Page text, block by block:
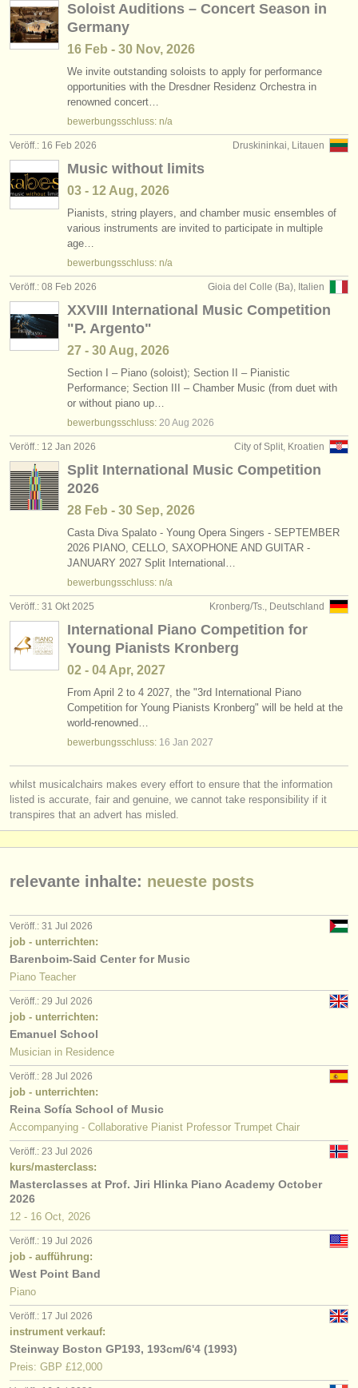
Soloist Auditions – Concert Season in
Germany
16 Feb - 30 Nov, 2026
We invite outstanding soloists to apply for performance
opportunities with the Dresdner Residenz Orchestra in
renowned concert…
bewerbungsschluss: n/a
Druskininkai, Litauen
Veröff.: 16 Feb 2026
Music without limits
03 - 12 Aug, 2026
Pianists, string players, and chamber music ensembles of
various instruments are invited to participate in multiple
age…
bewerbungsschluss: n/a
Gioia del Colle (Ba), Italien
Veröff.: 08 Feb 2026
XXVIII International Music Competition
"P. Argento"
27 - 30 Aug, 2026
Section I – Piano (soloist); Section II – Pianistic
Performance; Section III – Chamber Music (from duet with
or without piano up…
bewerbungsschluss: 20 Aug 2026
City of Split, Kroatien
Veröff.: 12 Jan 2026
Split International Music Competition
2026
28 Feb - 30 Sep, 2026
Casta Diva Spalato - Young Opera Singers - SEPTEMBER
2026 PIANO, CELLO, SAXOPHONE AND GUITAR -
JANUARY 2027 Split International…
bewerbungsschluss: n/a
Kronberg/Ts., Deutschland
Veröff.: 31 Okt 2025
International Piano Competition for
Young Pianists Kronberg
02 - 04 Apr, 2027
From April 2 to 4 2027, the "3rd International Piano
Competition for Young Pianists Kronberg" will be held at the
world-renowned…
bewerbungsschluss: 16 Jan 2027
whilst musicalchairs makes every effort to ensure that the information
listed is accurate, fair and genuine, we cannot take responsibility if it
transpires that an advert has misled.
relevante inhalte: neueste posts
Veröff.: 31 Jul 2026
job - unterrichten:
Barenboim-Said Center for Music
Piano Teacher
Veröff.: 29 Jul 2026
job - unterrichten:
Emanuel School
Musician in Residence
Veröff.: 28 Jul 2026
job - unterrichten:
Reina Sofía School of Music
Accompanying - Collaborative Pianist Professor Trumpet Chair
Veröff.: 23 Jul 2026
kurs/masterclass:
Masterclasses at Prof. Jiri Hlinka Piano Academy October
2026
12 - 16 Oct, 2026
Veröff.: 19 Jul 2026
job - aufführung:
West Point Band
Piano
Veröff.: 17 Jul 2026
instrument verkauf:
Steinway Boston GP193, 193cm/6'4 (1993)
Preis: GBP £12,000